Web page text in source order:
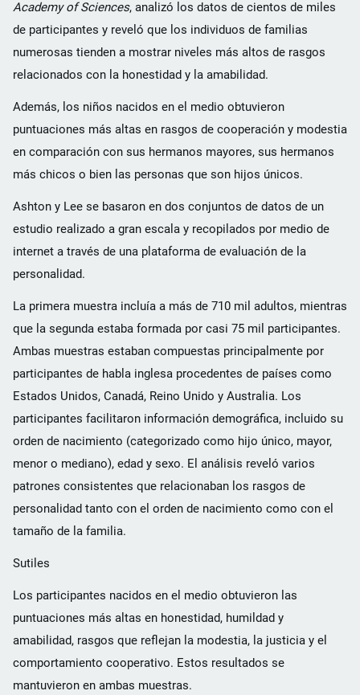
Academy of Sciences, analizó los datos de cientos de miles
de participantes y reveló que los individuos de familias
numerosas tienden a mostrar niveles más altos de rasgos
relacionados con la honestidad y la amabilidad.
Además, los niños nacidos en el medio obtuvieron
puntuaciones más altas en rasgos de cooperación y modestia
en comparación con sus hermanos mayores, sus hermanos
más chicos o bien las personas que son hijos únicos.
Ashton y Lee se basaron en dos conjuntos de datos de un
estudio realizado a gran escala y recopilados por medio de
internet a través de una plataforma de evaluación de la
personalidad.
La primera muestra incluía a más de 710 mil adultos, mientras
que la segunda estaba formada por casi 75 mil participantes.
Ambas muestras estaban compuestas principalmente por
participantes de habla inglesa procedentes de países como
Estados Unidos, Canadá, Reino Unido y Australia. Los
participantes facilitaron información demográfica, incluido su
orden de nacimiento (categorizado como hijo único, mayor,
menor o mediano), edad y sexo. El análisis reveló varios
patrones consistentes que relacionaban los rasgos de
personalidad tanto con el orden de nacimiento como con el
tamaño de la familia.
Sutiles
Los participantes nacidos en el medio obtuvieron las
puntuaciones más altas en honestidad, humildad y
amabilidad, rasgos que reflejan la modestia, la justicia y el
comportamiento cooperativo. Estos resultados se
mantuvieron en ambas muestras.